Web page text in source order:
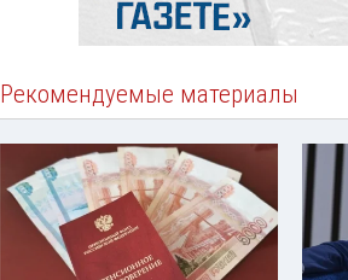
Рекомендуемые материалы